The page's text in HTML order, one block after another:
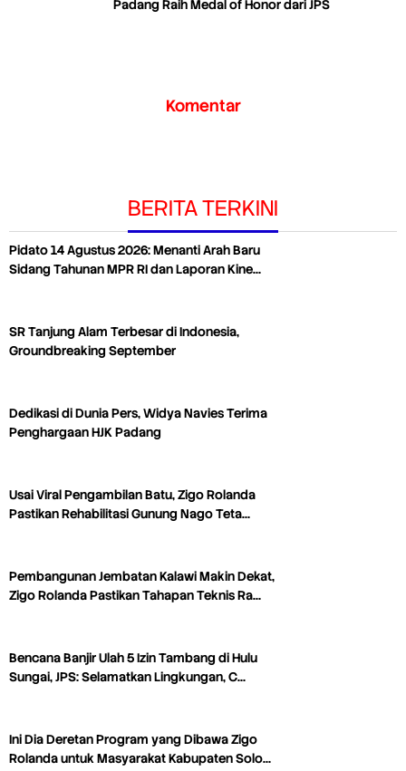
Padang Raih Medal of Honor dari JPS
Komentar
BERITA TERKINI
Pidato 14 Agustus 2026: Menanti Arah Baru
Sidang Tahunan MPR RI dan Laporan Kine…
SR Tanjung Alam Terbesar di Indonesia,
Groundbreaking September
Dedikasi di Dunia Pers, Widya Navies Terima
Penghargaan HJK Padang
Usai Viral Pengambilan Batu, Zigo Rolanda
Pastikan Rehabilitasi Gunung Nago Teta…
Pembangunan Jembatan Kalawi Makin Dekat,
Zigo Rolanda Pastikan Tahapan Teknis Ra…
Bencana Banjir Ulah 5 Izin Tambang di Hulu
Sungai, JPS: Selamatkan Lingkungan, C…
Ini Dia Deretan Program yang Dibawa Zigo
Rolanda untuk Masyarakat Kabupaten Solo…